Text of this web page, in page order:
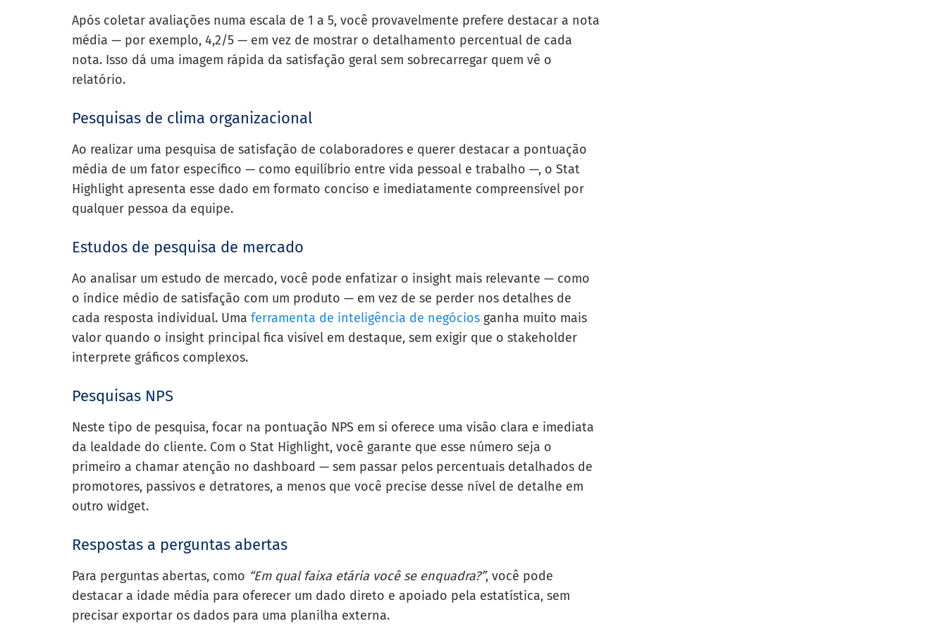
Após coletar avaliações numa escala de 1 a 5, você provavelmente prefere destacar a nota
média — por exemplo, 4,2/5 — em vez de mostrar o detalhamento percentual de cada
nota. Isso dá uma imagem rápida da satisfação geral sem sobrecarregar quem vê o
relatório.
Pesquisas de clima organizacional
Ao realizar uma pesquisa de satisfação de colaboradores e querer destacar a pontuação
média de um fator específico — como equilíbrio entre vida pessoal e trabalho —, o Stat
Highlight apresenta esse dado em formato conciso e imediatamente compreensível por
qualquer pessoa da equipe.
Estudos de pesquisa de mercado
Ao analisar um estudo de mercado, você pode enfatizar o insight mais relevante — como
o índice médio de satisfação com um produto — em vez de se perder nos detalhes de
cada resposta individual. Uma ferramenta de inteligência de negócios ganha muito mais
valor quando o insight principal fica visível em destaque, sem exigir que o stakeholder
interprete gráficos complexos.
Pesquisas NPS
Neste tipo de pesquisa, focar na pontuação NPS em si oferece uma visão clara e imediata
da lealdade do cliente. Com o Stat Highlight, você garante que esse número seja o
primeiro a chamar atenção no dashboard — sem passar pelos percentuais detalhados de
promotores, passivos e detratores, a menos que você precise desse nível de detalhe em
outro widget.
Respostas a perguntas abertas
Para perguntas abertas, como “Em qual faixa etária você se enquadra?”, você pode
destacar a idade média para oferecer um dado direto e apoiado pela estatística, sem
precisar exportar os dados para uma planilha externa.